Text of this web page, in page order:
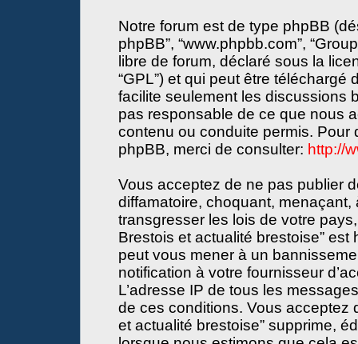
Notre forum est de type phpBB
phpBB”, “www.phpbb.com”,
libre de forum, déclaré sous la
“GPL”) et qui peut être téléchargé
facilite seulement les discussions
pas responsable de ce que nous
contenu ou conduite permis. Pour
phpBB, merci de consulter: http://
Vous acceptez de ne pas publier
diffamatoire, choquant,
transgresser les lois de votre
Brestois et actualité brestoise”
peut vous mener à un
notification à votre fournisseur
L’adresse IP de tous les
de ces conditions. Vous acceptez
et actualité brestoise” supprime,